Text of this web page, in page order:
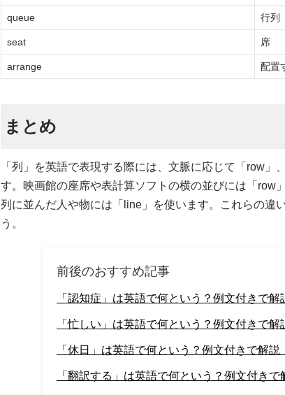
queue 行列
seat 席
arrange 配置
まとめ
「列」を英語で表現する際には、文脈に応じて「row
す。映画館の座席や表計算ソフトの横の並びには「row
列に並んだ人や物には「line」を使います。これらの違
う。
前後のおすすめ記事
「認知症」は英語で何という？例文付きで解
「忙しい」は英語で何という？例文付きで解
「休日」は英語で何という？例文付きで解説
「翻訳する」は英語で何という？例文付きで